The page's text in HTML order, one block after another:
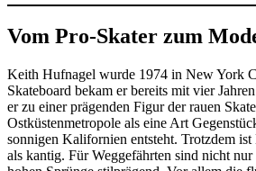
Vom Pro-Skater zum
Keith Hufnagel wurde 1974 in New York
Skateboard bekam er bereits mit vier
er zu einer prägenden Figur der rauen
Ostküstenmetropole als eine Art
sonnigen Kalifornien entsteht. Trotzdem
als kantig. Für Weggefährten sind nicht nur